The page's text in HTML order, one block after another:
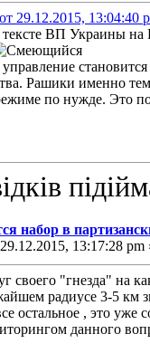
29.12.2015, 13:04:40
тексте ВП Украины
Рашики именно
по нужде. Это
набор в
29.12.2015, 13:17:28 pm
своего "гнезда" на
радиусе 3-5 км
остальное , это уже
данного